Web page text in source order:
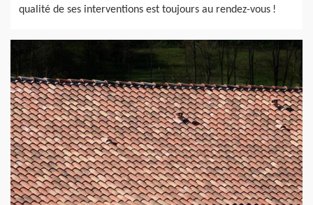
qualité de ses interventions est toujours au rendez-vous !